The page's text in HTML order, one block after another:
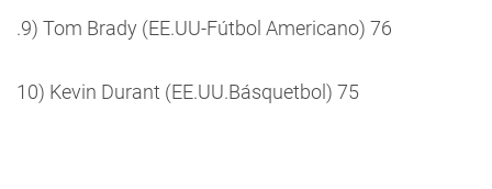
.9) Tom Brady (EE.UU-Fútbol Americano) 76
10) Kevin Durant (EE.UU.Básquetbol) 75